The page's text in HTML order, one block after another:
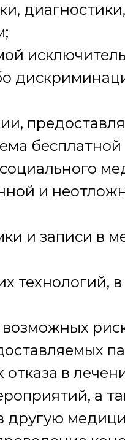
бесплатной
и
и записи в
технологий,
в
а
другую